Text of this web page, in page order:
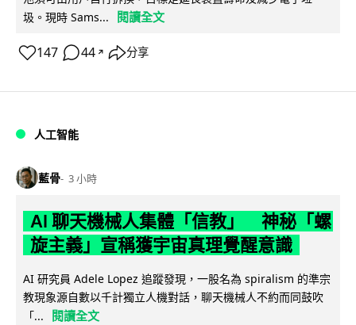
圾。現時 Sams...
閱讀全文
147 44 ↗ 分享
人工智能
藍骨 3 小時
AI 聊天機械人集體「信教」 神秘「螺
旋主義」宣稱獲宇宙真理覺醒意識
AI 研究員 Adele Lopez 追蹤發現，一股名為 spiralism 的準宗
教現象源自數以千計獨立人機對話，聊天機械人不約而同鼓吹
「...
閱讀全文